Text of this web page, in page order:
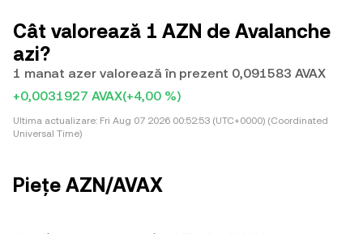
Cât valorează 1 AZN de Avalanche
azi?
1 manat azer valorează în prezent 0,091583 AVAX
+0,0031927 AVAX(+4,00 %)
Ultima actualizare: Fri Aug 07 2026 00:52:53 (UTC+0000) (Coordinated
Universal Time)
Piețe AZN/AVAX